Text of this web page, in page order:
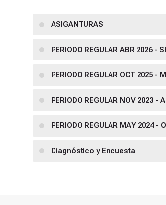
ASIGANTURAS
PERIODO REGULAR ABR 2026 -
PERIODO REGULAR OCT 2025 -
PERIODO REGULAR NOV 2023 -
PERIODO REGULAR MAY 2024 -
Diagnóstico y Encuesta